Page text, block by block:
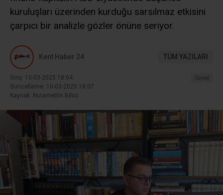
kuruluşları üzerinden kurduğu sarsılmaz etkisini
çarpıcı bir analizle gözler önüne seriyor.
Kent Haber 24 TÜM YAZILARI
Giriş: 10-03-2025 18:04
Güncelleme: 10-03-2025 18:07
Kaynak: Nizamettin Bilici
Genel